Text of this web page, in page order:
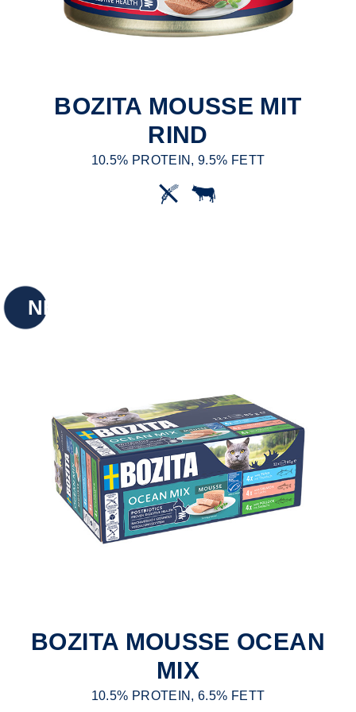
BOZITA MOUSSE MIT
RIND
10.5% PROTEIN, 9.5% FETT
NEU
BOZITA MOUSSE OCEAN
MIX
10.5% PROTEIN, 6.5% FETT